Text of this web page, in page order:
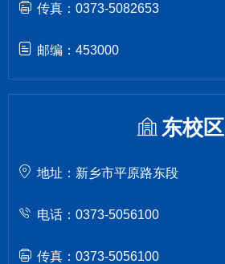
传真：0373-5082653
邮编：453000
东校区
地址：新乡市平原路东段
电话：0373-5056100
传真：0373-5056100